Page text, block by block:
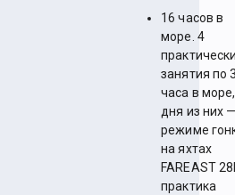
16 часов в
море. 4
занятия по
часа в
дня из них
режиме
на яхтах
FAREAST
практика